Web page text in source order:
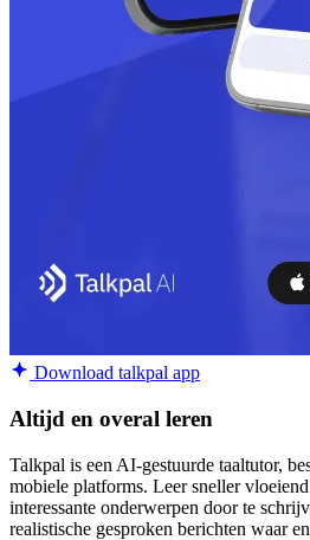
Download talkpal app
Altijd en overal leren
Talkpal is een AI-gestuurde taaltutor,
mobiele platforms. Leer sneller
interessante onderwerpen door te
realistische gesproken berichten waar